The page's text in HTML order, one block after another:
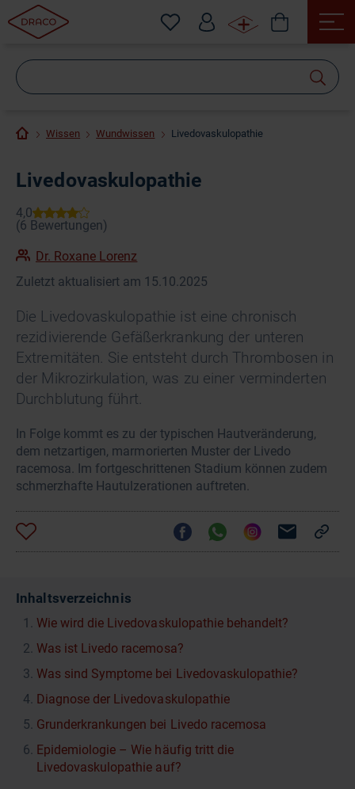
Wissen Wundwissen Livedovaskulopathie
Livedovaskulopathie
Dr. Roxane Lorenz
Zuletzt aktualisiert am 15.10.2025
Die Livedovaskulopathie ist eine chronisch
rezidivierende Gefäßerkrankung der unteren
Extremitäten. Sie entsteht durch Thrombosen in
der Mikrozirkulation, was zu einer verminderten
Durchblutung führt.
In Folge kommt es zu der typischen Hautveränderung,
dem netzartigen, marmorierten Muster der Livedo
racemosa. Im fortgeschrittenen Stadium können zudem
schmerzhafte Hautulzerationen auftreten.
Inhaltsverzeichnis
Wie wird die Livedovaskulopathie behandelt?
Was ist Livedo racemosa?
Was sind Symptome bei Livedovaskulopathie?
Diagnose der Livedovaskulopathie
Grunderkrankungen bei Livedo racemosa
Epidemiologie – Wie häufig tritt die
Livedovaskulopathie auf?
suchen